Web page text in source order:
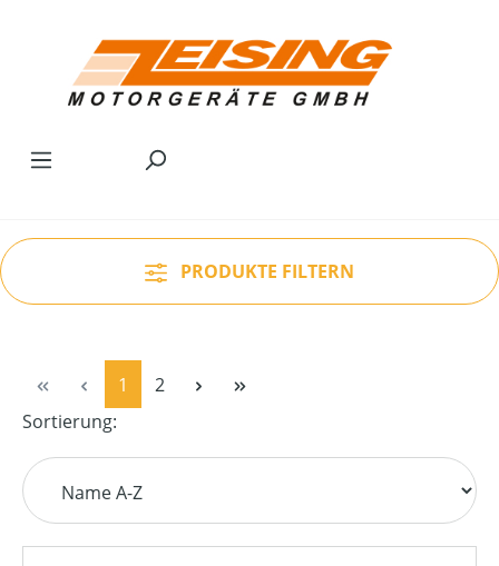
PRODUKTE FILTERN
Seite
1 Seite
2
Sortierung: